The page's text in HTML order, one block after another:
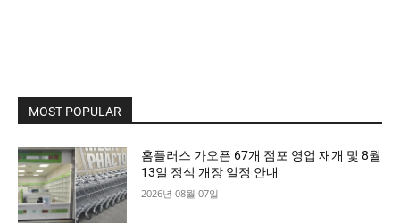
MOST POPULAR
홈플러스 가오픈 67개 점포 영업 재개 및 8월
13일 정식 개장 일정 안내
2026년 08월 07일